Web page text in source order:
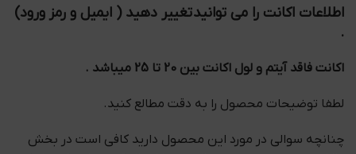
اطلاعات اکانت را می توانید تغییر دهید ( ایمیل و رمز ورود)
.
اکانت فاقد آیتم و لول اکانت بین 20 تا 25 میباشد .
لطفا توضیحات محصول را به دقت مطالع کنید.
چنانچه سوالی در مورد این محصول دارید کافی است در بخش